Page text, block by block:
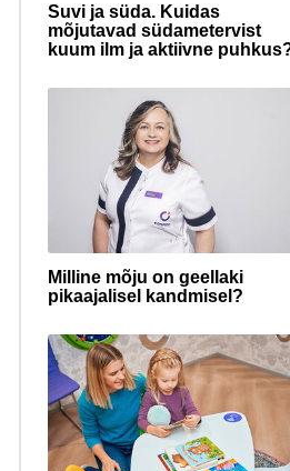
Suvi ja süda. Kuidas
mõjutavad südametervist
kuum ilm ja aktiivne
Milline mõju on geellaki
pikaajalisel kandmisel?